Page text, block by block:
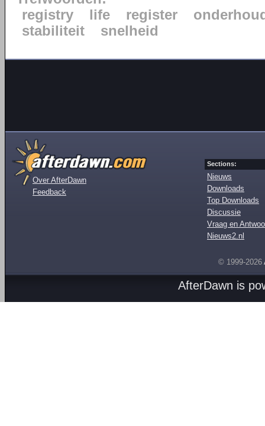
registry
life register
stabiliteit
snelheid
Over AfterDawn
Feedback
Sections:
Nieuws
Downloads
Top Downloads
Discussie
Vraag en
Nieuws2.nl
© 1999-2026
AfterDawn is